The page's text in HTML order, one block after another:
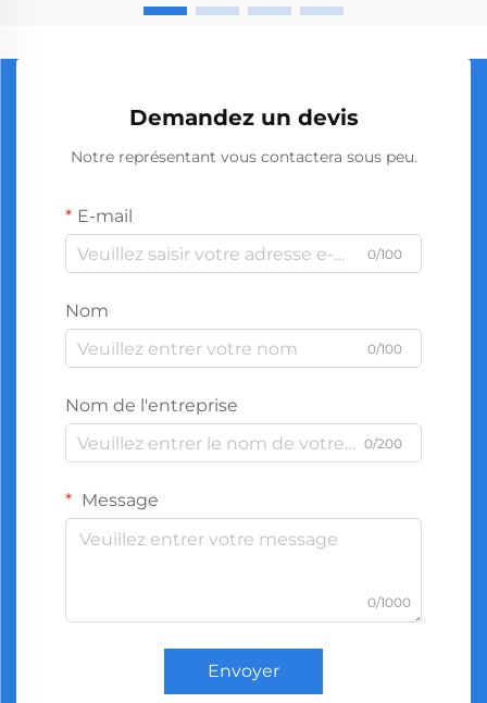
Demandez un devis
Notre représentant vous contactera sous peu.
E-mail
0/100
Nom
0/100
Nom de l'entreprise
0/200
Message
0/1000
Envoyer